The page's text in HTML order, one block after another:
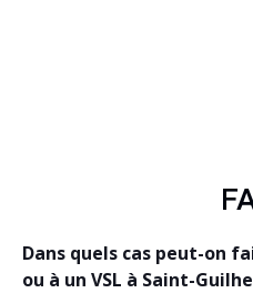
Dans quels cas peut-on
ou à un VSL à Saint-